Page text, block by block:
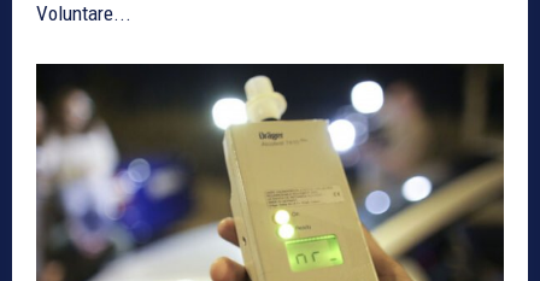
Voluntare...